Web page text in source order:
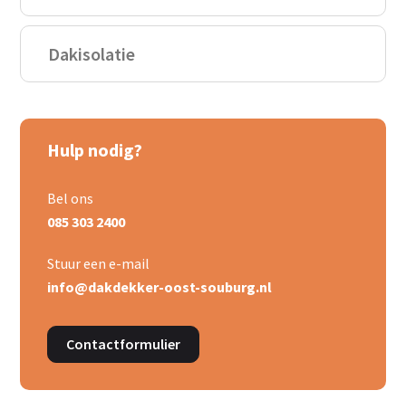
Dakisolatie
Hulp nodig?
Bel ons
085 303 2400
Stuur een e-mail
info@dakdekker-oost-souburg.nl
Contactformulier